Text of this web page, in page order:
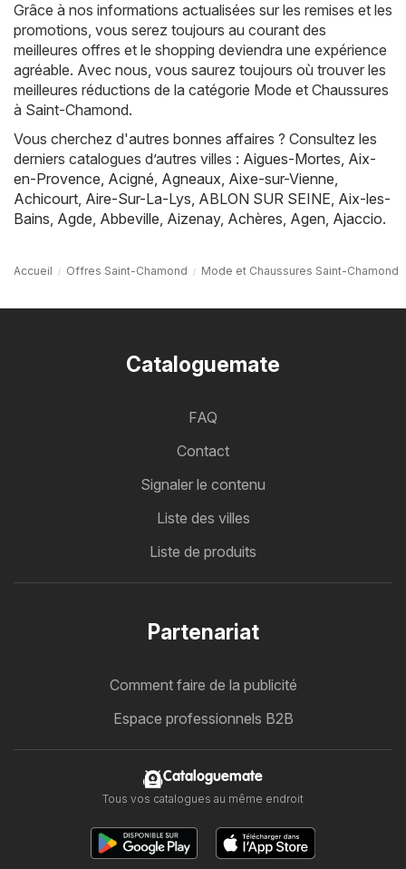
Grâce à nos informations actualisées sur les remises et les
promotions, vous serez toujours au courant des
meilleures offres et le shopping deviendra une expérience
agréable. Avec nous, vous saurez toujours où trouver les
meilleures réductions de la catégorie Mode et Chaussures
à Saint-Chamond.
Vous cherchez d'autres bonnes affaires ? Consultez les
derniers catalogues d’autres villes : Aigues-Mortes, Aix-
en-Provence, Acigné, Agneaux, Aixe-sur-Vienne,
Achicourt, Aire-Sur-La-Lys, ABLON SUR SEINE, Aix-les-
Bains, Agde, Abbeville, Aizenay, Achères, Agen, Ajaccio.
Accueil Offres Saint-Chamond Mode et Chaussures Saint-Chamond
Cataloguemate
FAQ
Contact
Signaler le contenu
Liste des villes
Liste de produits
Partenariat
Comment faire de la publicité
Espace professionnels B2B
Cataloguemate
Tous vos catalogues au même endroit